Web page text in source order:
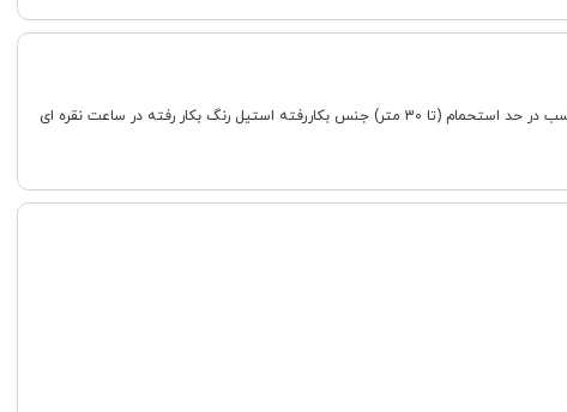
جنسیت زنانه ست شکل قاب گرد اصالت کشور برند فرانسه جنس شیشه سافایر کریستال رده ساعت کلاسیک طرح صفحه چند عقربه (چند موتور) مقاوم در برابر آب مناسب در حد استحمام (تا 30 متر) جنس بکاررفته استیل رنگ بکار رفته در ساعت نقره ای